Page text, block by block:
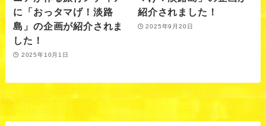
に「おっタマげ！淡路
島」の企画が紹介されま
した！
2025年10月1日
紹介されました！
2025年9月20日